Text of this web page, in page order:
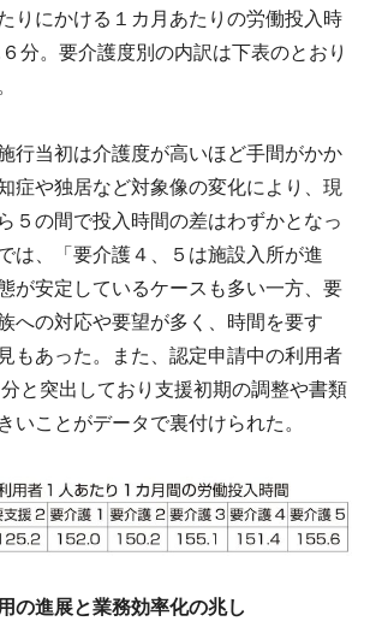
りにかける１カ月あたりの労働投入時
分。要介護度別の内訳は下表のとおり
行当初は介護度が高いほど手間がかか
症や独居など対象像の変化により、現
５の間で投入時間の差はわずかとなっ
は、「要介護４、５は施設入所が進
が安定しているケースも多い一方、要
への対応や要望が多く、時間を要す
もあった。また、認定申請中の利用者
と突出しており支援初期の調整や書類
いことがデータで裏付けられた。
の進展と業務効率化の兆し